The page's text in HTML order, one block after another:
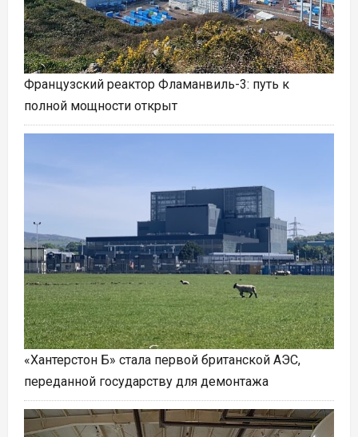
Французский реактор Фламанвиль-3: путь к
полной мощности открыт
«Хантерстон Б» стала первой британской АЭС,
переданной государству для демонтажа